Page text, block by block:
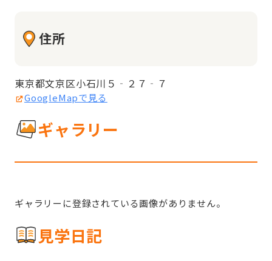
住所
東京都文京区小石川５‐２７‐７
GoogleMapで見る
ギャラリー
ギャラリーに登録されている画像がありません。
見学日記